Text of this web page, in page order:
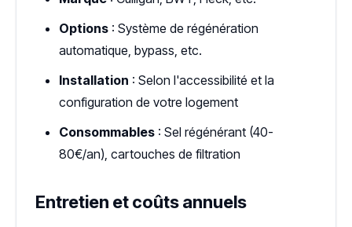
Options : Système de régénération
automatique, bypass, etc.
Installation : Selon l'accessibilité et la
configuration de votre logement
Consommables : Sel régénérant (40-
80€/an), cartouches de filtration
Entretien et coûts annuels